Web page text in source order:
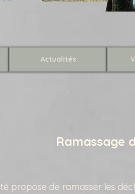
Actualités
Ramassage
propose de ramasser les